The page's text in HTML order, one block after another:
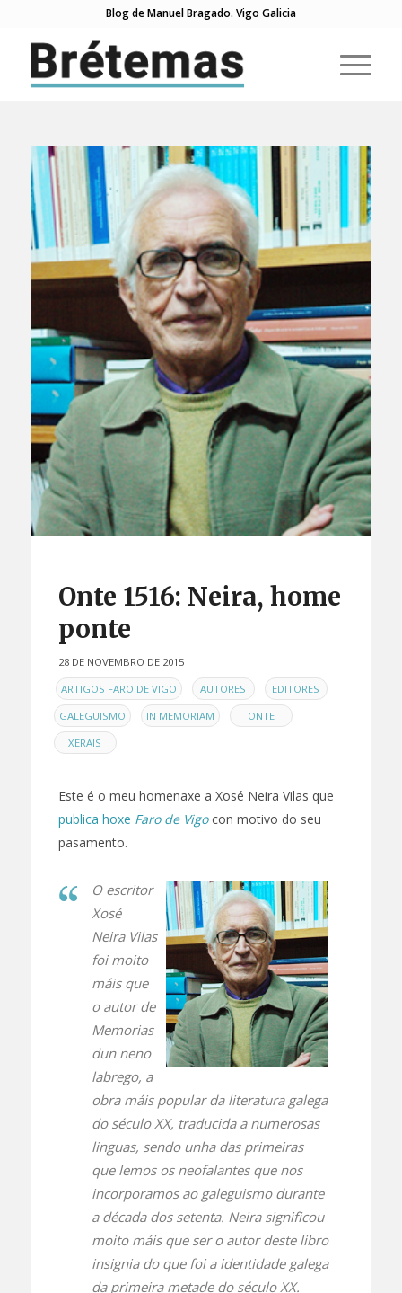
Blog de Manuel Bragado. Vigo Galicia
Onte 1516: Neira, home
ponte
28 DE NOVEMBRO DE 2015
ENARTIGOS FARO DE VIGO , AUTORES , EDITORES ,
GALEGUISMO , IN MEMORIAM , ONTE ,
XERAIS
Este é o meu homenaxe a Xosé Neira Vilas que
publica hoxe Faro de Vigocon motivo do seu
pasamento.
O escritor
Xosé
Neira Vilas
foi moito
máis que
o autor de
Memorias
dun neno
labrego, a
obra máis popular da literatura galega
do século XX, traducida a numerosas
linguas, sendo unha das primeiras
que lemos os neofalantes que nos
incorporamos ao galeguismo durante
a década dos setenta. Neira significou
moito máis que ser o autor deste libro
insignia do que foi a identidade galega
da primeira metade do século XX.